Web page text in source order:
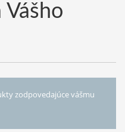
zodpovedajúce vášmu